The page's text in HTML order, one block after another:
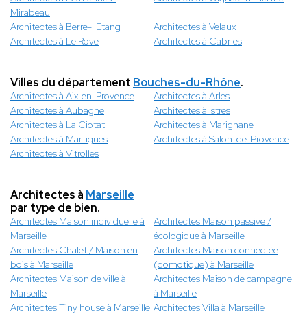
Mirabeau
Architectes à Berre-l'Etang
Architectes à Velaux
Architectes à Le Rove
Architectes à Cabries
Villes du département Bouches-du-Rhône.
Architectes à Aix-en-Provence
Architectes à Arles
Architectes à Aubagne
Architectes à Istres
Architectes à La Ciotat
Architectes à Marignane
Architectes à Martigues
Architectes à Salon-de-Provence
Architectes à Vitrolles
Architectes à Marseille
par type de bien.
Architectes Maison individuelle à
Marseille
Architectes Maison passive /
écologique à Marseille
Architectes Chalet / Maison en
bois à Marseille
Architectes Maison connectée
(domotique) à Marseille
Architectes Maison de ville à
Marseille
Architectes Maison de campagne
à Marseille
Architectes Tiny house à Marseille Architectes Villa à Marseille